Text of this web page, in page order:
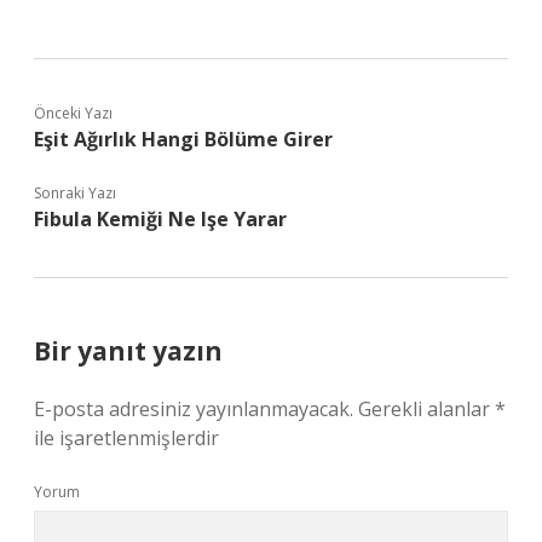
Önceki Yazı
Eşit Ağırlık Hangi Bölüme Girer
Sonraki Yazı
Fibula Kemiği Ne Işe Yarar
Bir yanıt yazın
E-posta adresiniz yayınlanmayacak. Gerekli alanlar*
ile işaretlenmişlerdir
Yorum